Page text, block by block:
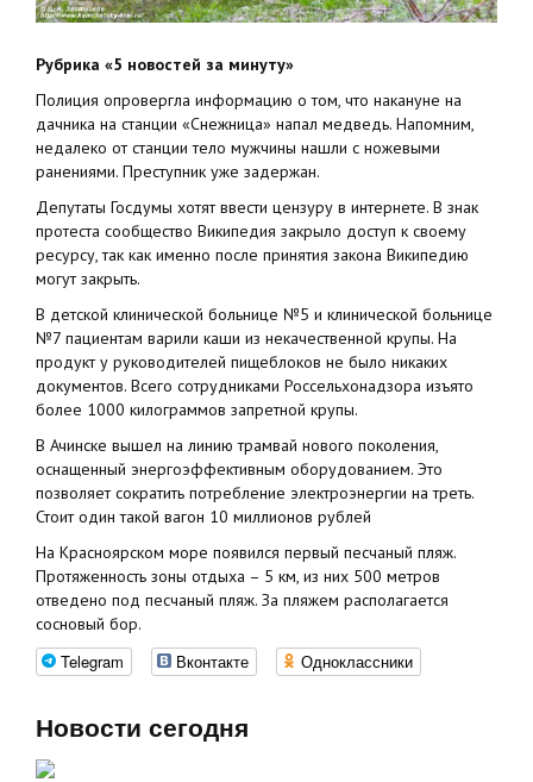
Рубрика «5 новостей за минуту»
Полиция опровергла информацию о том, что накануне на
дачника на станции «Снежница» напал медведь. Напомним,
недалеко от станции тело мужчины нашли с ножевыми
ранениями. Преступник уже задержан.
Депутаты Госдумы хотят ввести цензуру в интернете. В знак
протеста сообщество Википедия закрыло доступ к своему
ресурсу, так как именно после принятия закона Википедию
могут закрыть.
В детской клинической больнице №5 и клинической больнице
№7 пациентам варили каши из некачественной крупы. На
продукт у руководителей пищеблоков не было никаких
документов. Всего сотрудниками Россельхонадзора изъято
более 1000 килограммов запретной крупы.
В Ачинске вышел на линию трамвай нового поколения,
оснащенный энергоэффективным оборудованием. Это
позволяет сократить потребление электроэнергии на треть.
Стоит один такой вагон 10 миллионов рублей
На Красноярском море появился первый песчаный пляж.
Протяженность зоны отдыха – 5 км, из них 500 метров
отведено под песчаный пляж. За пляжем располагается
сосновый бор.
Telegram Вконтакте Одноклассники
Новости сегодня